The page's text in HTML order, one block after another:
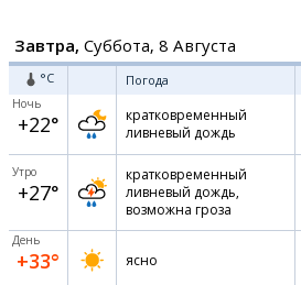
Завтра, Суббота, 8 Августа
°C Погода
Ночь
+22°
кратковременный
ливневый дождь
Утро
+27°
кратковременный
ливневый дождь,
возможна гроза
День
+33° ясно